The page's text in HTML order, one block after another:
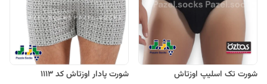
شورت تک اسلیپ اوزتاش شورت پادار اوزتاش کد ۱۱۱۳